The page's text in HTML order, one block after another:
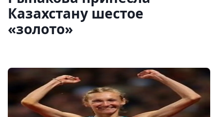
Казахстану шестое
«золото»